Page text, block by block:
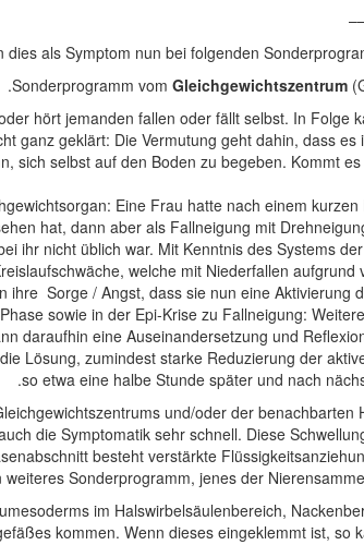
dies als Symptom nun bei folgenden
Gleichgewichtszentrum
hört jemanden fallen oder fällt selbst. In
ganz geklärt: Die Vermutung geht dahin, dass
sich selbst auf den Boden zu begeben. Kommt
Eine Frau hatte nach einem
hat, dann aber als Fallneigung mit
ihr nicht üblich war. Mit Kenntnis des Systems
welche mit Niederfallen
Sorge / Angst, dass sie nun eine
sowie in der Epi-Krise zu Fallneigung:
daraufhin eine Auseinandersetzung und
Lösung, zumindest starke Reduzierung der
so etwa eine halbe Stunde später und nach
und/oder der
die Symptomatik sehr schnell. Diese
besteht verstärkte
Sonderprogramm, jenes der
im Halswirbelsäulenbereich,
kommen. Wenn dieses eingeklemmt ist,